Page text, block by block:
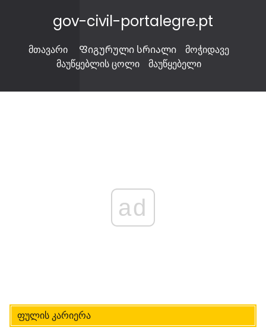
gov-civil-portalegre.pt
მთავარი Ფიგურული სრიალი
მოჭიდავე
მაუწყებლის ცოლი
მაუწყებელი
ad
ფულის კარიერა